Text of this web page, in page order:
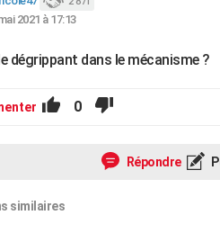
2021 à 17:13
dégrippant dans le mécanisme ?
0
Répondre
similaires